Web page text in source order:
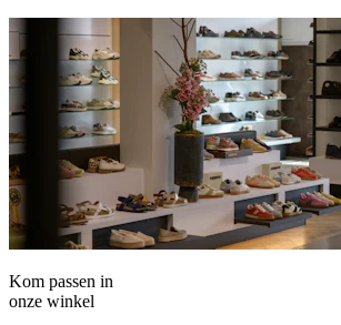
Kom passen in
onze winkel